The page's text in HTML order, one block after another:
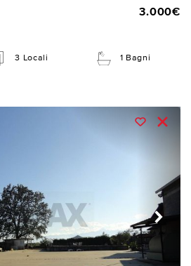
3.000€
3 Locali 1 Bagni